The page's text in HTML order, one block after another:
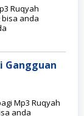
Ruqyah
bisa anda
Gangguan
Mp3 Ruqyah
anda